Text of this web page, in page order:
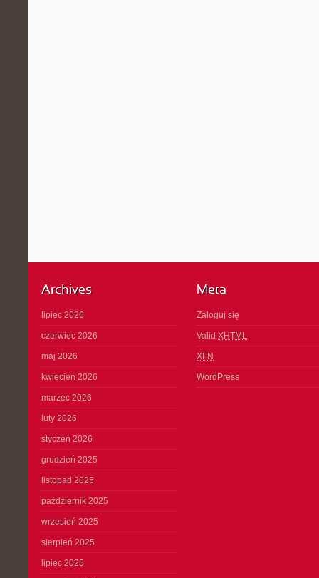
Archives
lipiec 2026
czerwiec 2026
maj 2026
kwiecień 2026
marzec 2026
luty 2026
styczeń 2026
grudzień 2025
listopad 2025
październik 2025
wrzesień 2025
sierpień 2025
lipiec 2025
Meta
Zaloguj się
Valid XHTML
XFN
WordPress